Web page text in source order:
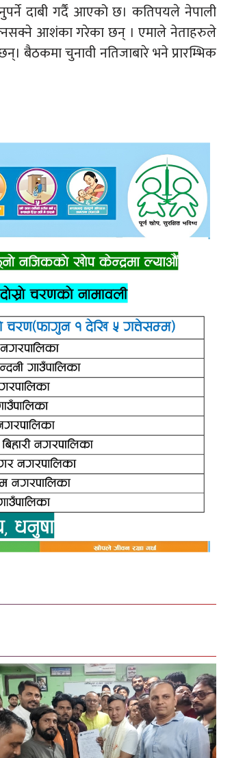
दाबी गर्दैं आएको छ। कतिपयले नेपाली
आशंका गरेका छन् । एमाले नेताहरुले
बैठकमा चुनावी नतिजाबारे भने प्रारम्भिक